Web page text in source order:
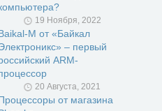
19 Ноября, 2022
M от «Байкал
– первый
ARM-
20 Августа, 2021
от магазина